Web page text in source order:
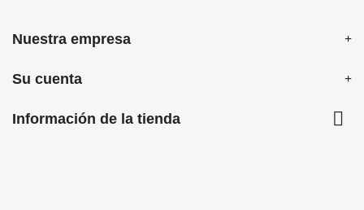
Nuestra empresa
Su cuenta
Información de la tienda 